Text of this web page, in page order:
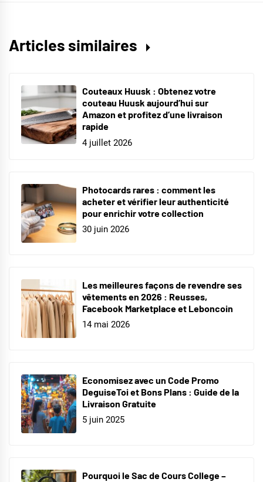
Articles similaires
Couteaux Huusk : Obtenez votre
couteau Huusk aujourd’hui sur
Amazon et profitez d’une livraison
rapide
4 juillet 2026
Photocards rares : comment les
acheter et vérifier leur authenticité
pour enrichir votre collection
30 juin 2026
Les meilleures façons de revendre ses
vêtements en 2026 : Reusses,
Facebook Marketplace et Leboncoin
14 mai 2026
Economisez avec un Code Promo
DeguiseToi et Bons Plans : Guide de la
Livraison Gratuite
5 juin 2025
Pourquoi le Sac de Cours College –